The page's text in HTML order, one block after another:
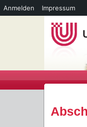
Anmelden Impressum